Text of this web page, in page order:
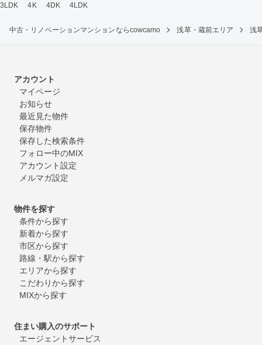
3LDK
4K 4DK 4LDK
中古・リノベーションマンションならcowcamo 浅草・蔵前エリア 浅
アカウント
マイページ
お知らせ
最近見た物件
保存物件
保存した検索条件
フォロー中のMIX
アカウント設定
メルマガ設定
物件を探す
条件から探す
新着から探す
市区から探す
路線・駅から探す
エリアから探す
こだわりから探す
MIXから探す
住まい購入のサポート
エージェントサービス